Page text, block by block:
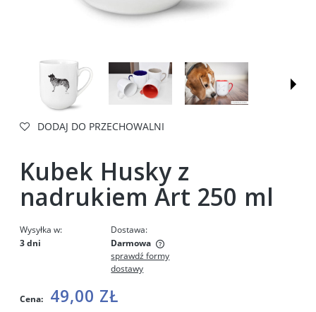
DODAJ DO PRZECHOWALNI
Kubek Husky z
nadrukiem Art 250 ml
Wysyłka w:
3 dni
Dostawa:
Darmowa
Cena nie zawiera ewentualnych kosztów płatności
sprawdź formy
dostawy
Cena: 49,00 ZŁ